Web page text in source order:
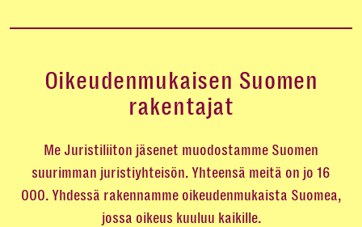
Oikeudenmukaisen Suomen
rakentajat
Me Juristiliiton jäsenet muodostamme Suomen
suurimman juristiyhteisön. Yhteensä meitä on jo 16
000. Yhdessä rakennamme oikeudenmukaista Suomea,
jossa oikeus kuuluu kaikille.